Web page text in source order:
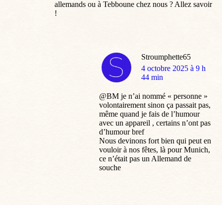
allemands ou à Tebboune chez nous ? Allez savoir
!
Stroumphette65
dit
:
4 octobre 2025 à 9 h
44 min
@BM je n’ai nommé « personne »
volontairement sinon ça passait pas,
même quand je fais de l’humour
avec un appareil , certains n’ont pas
d’humour bref
Nous devinons fort bien qui peut en
vouloir à nos fêtes, là pour Munich,
ce n’était pas un Allemand de
souche